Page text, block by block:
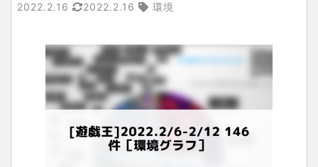
2022.2.16 2022.2.16 環境